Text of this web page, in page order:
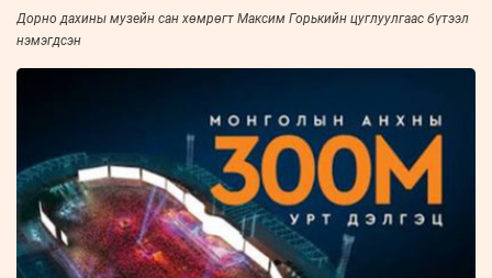
Дорно дахины музейн сан хөмрөгт Максим Горькийн цуглуулгаас бүтээл
нэмэгдсэн